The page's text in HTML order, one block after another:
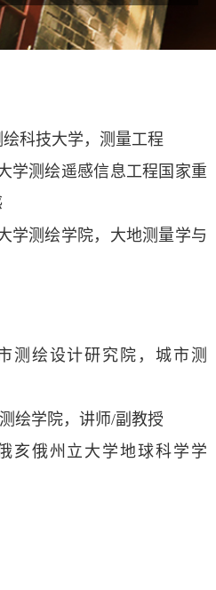
绘科技大学，测量工程
学测绘遥感信息工程国家重
学测绘学院，大地测量学与
测绘设计研究院，城市测
绘学院，讲师/副教授
亥俄州立大学地球科学学